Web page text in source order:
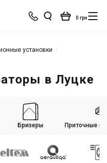
0 грн
установки
в Луцке
Бризеры Приточные